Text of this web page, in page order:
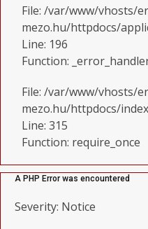
File: /var/www/vhosts/
mezo.hu/httpdocs/
Line: 196
Function:
File: /var/www/vhosts/
mezo.hu/httpdocs/
Line: 315
Function: require_once
A PHP Error was encountered
Severity: Notice